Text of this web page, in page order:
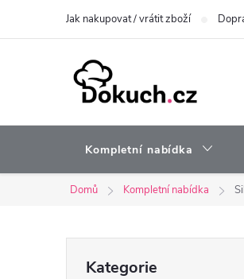
Jak nakupovat / vrátit zboží
Kompletní nabídka
Domů Kompletní nabídka
kategorie
Kategorie